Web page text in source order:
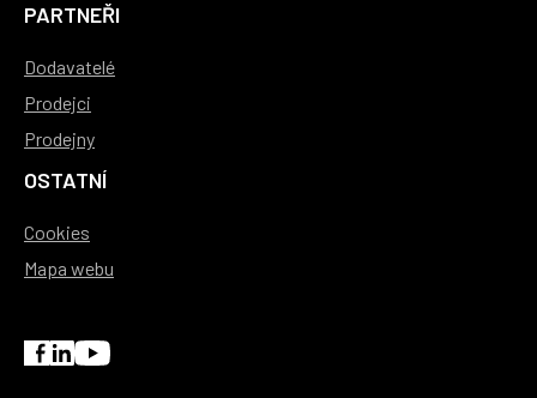
PARTNEŘI
Dodavatelé
Prodejci
Prodejny
OSTATNÍ
Cookies
Mapa webu